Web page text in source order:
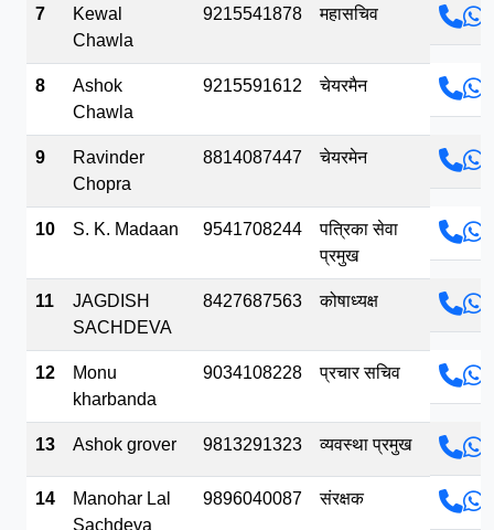
7
Kewal
Chawla
9215541878 महासचिव
8
Ashok
Chawla
9215591612 चेयरमैन
9
Ravinder
Chopra
8814087447 चेयरमेन
10 S. K. Madaan 9541708244
पत्रिका सेवा
प्रमुख
11
JAGDISH
SACHDEVA
8427687563 कोषाध्यक्ष
12
Monu
kharbanda
9034108228 प्रचार सचिव
13 Ashok grover 9813291323 व्यवस्था प्रमुख
14
Manohar Lal
Sachdeva
9896040087 संरक्षक